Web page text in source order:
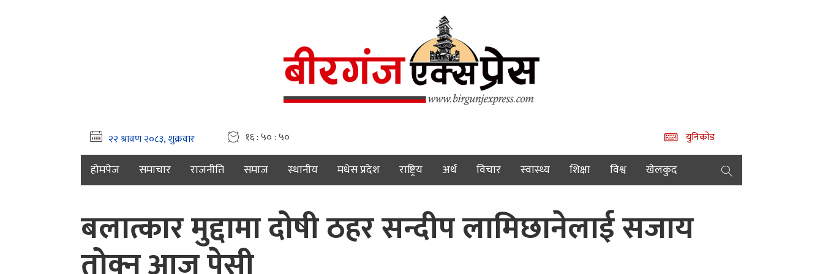
१६ : ५० : ५१ युनिकोड
होमपेज समाचार राजनीति समाज स्थानीय मधेस प्रदेश राष्ट्रिय अर्थ विचार स्वास्थ्य शिक्षा विश्व खेलकुद
बलात्कार मुद्दामा दोषी ठहर सन्दीप लामिछानेलाई सजाय